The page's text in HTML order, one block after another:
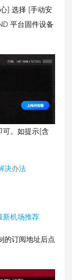
] 选择 [手动安
平台固件设备
可。如提示[含
决办法
新机场推荐
的订阅地址后点